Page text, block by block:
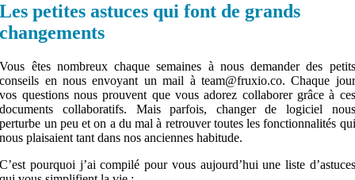
Les petites astuces qui font de grands
changements
Vous êtes nombreux chaque semaines à nous demander des petits
conseils en nous envoyant un mail à team@fruxio.co. Chaque jour
vos questions nous prouvent que vous adorez collaborer grâce à ces
documents collaboratifs. Mais parfois, changer de logiciel nous
perturbe un peu et on a du mal à retrouver toutes les fonctionnalités qui
nous plaisaient tant dans nos anciennes habitude.
C’est pourquoi j’ai compilé pour vous aujourd’hui une liste d’astuces